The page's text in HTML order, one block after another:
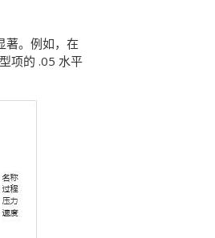
著。例如，在
项的 .05 水平